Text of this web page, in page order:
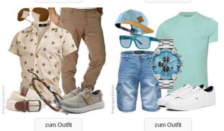
zum Outfit zum Outfit